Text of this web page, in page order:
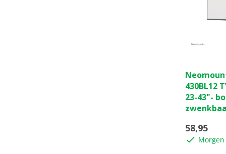
van
de
5
sterren.
430BL12
23-43"-
58,95